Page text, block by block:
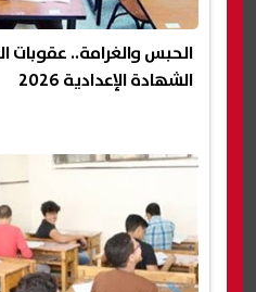
الحبس والغرامة.. عقوبات
الشهادة الإعدادية 2026